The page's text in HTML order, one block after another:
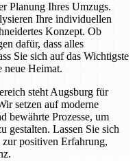
Planung Ihres Umzugs.
Ihre individuellen
Konzept. Ob
dafür, dass alles
Sie sich auf das Wichtigste
neue Heimat.
steht Augsburg für
setzen auf moderne
bewährte Prozesse, um
gestalten. Lassen Sie sich
positiven Erfahrung,